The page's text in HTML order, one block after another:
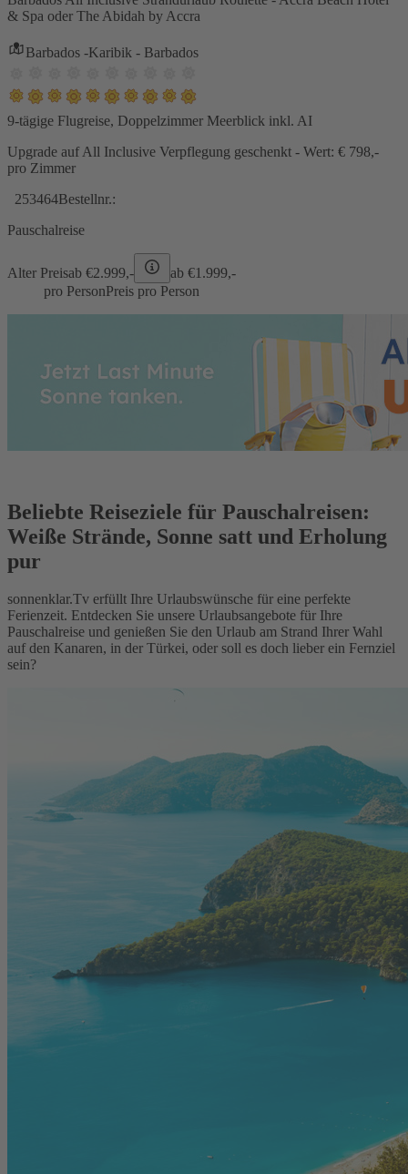
& Spa oder The Abidah by Accra
Barbados -Karibik - Barbados
9-tägige Flugreise, Doppelzimmer Meerblick inkl. AI
Upgrade auf All Inclusive Verpflegung geschenkt - Wert: € 798,-
pro Zimmer
253464Bestellnr.:
Pauschalreise
Alter Preisab €2.999,- ab €1.999,-
pro PersonPreis pro Person
Beliebte Reiseziele für Pauschalreisen:
Weiße Strände, Sonne satt und Erholung
pur
sonnenklar.Tv erfüllt Ihre Urlaubswünsche für eine perfekte
Ferienzeit. Entdecken Sie unsere Urlaubsangebote für Ihre
Pauschalreise und genießen Sie den Urlaub am Strand Ihrer Wahl
auf den Kanaren, in der Türkei, oder soll es doch lieber ein Fernziel
sein?